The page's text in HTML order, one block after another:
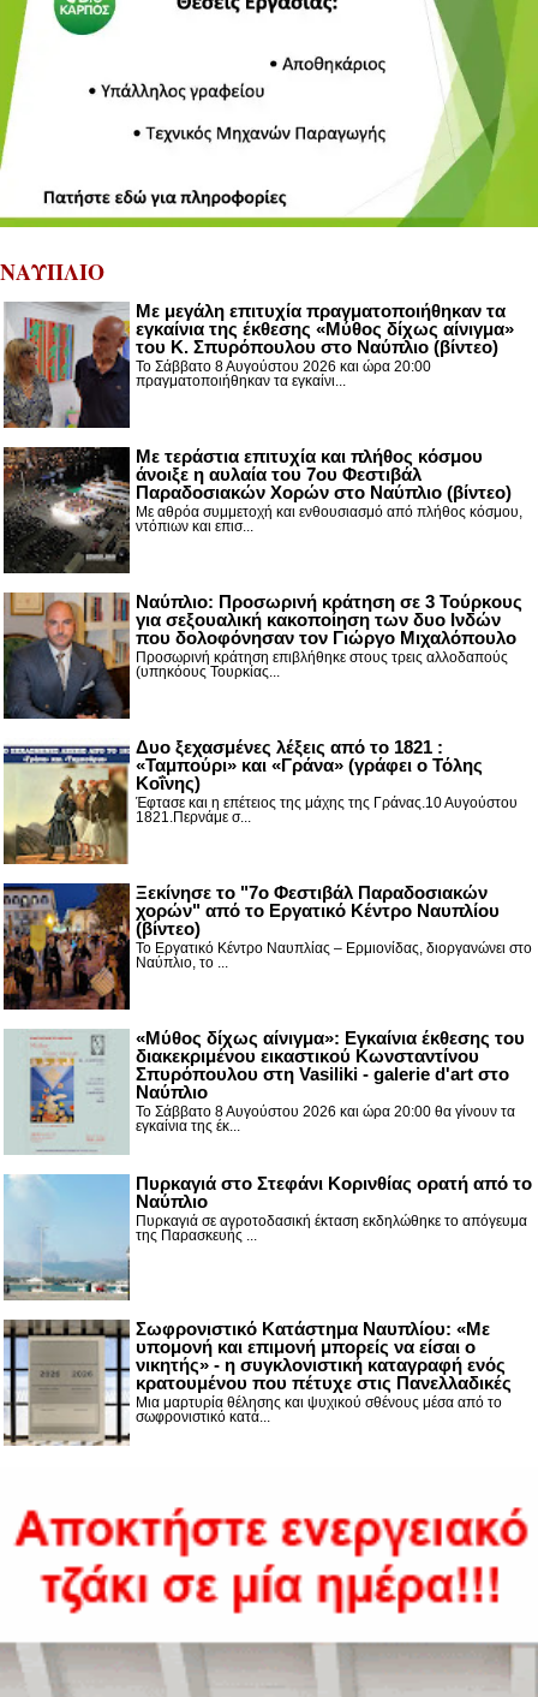
ΝΑΥΠΛΙΟ
Με μεγάλη επιτυχία πραγματοποιήθηκαν τα
εγκαίνια της έκθεσης «Μύθος δίχως αίνιγμα»
του Κ. Σπυρόπουλου στο Ναύπλιο (βίντεο)
Το Σάββατο 8 Αυγούστου 2026 και ώρα 20:00
πραγματοποιήθηκαν τα εγκαίνι...
Με τεράστια επιτυχία και πλήθος κόσμου
άνοιξε η αυλαία του 7ου Φεστιβάλ
Παραδοσιακών Χορών στο Ναύπλιο (βίντεο)
Με αθρόα συμμετοχή και ενθουσιασμό από πλήθος κόσμου,
ντόπιων και επισ...
Ναύπλιο: Προσωρινή κράτηση σε 3 Τούρκους
για σεξουαλική κακοποίηση των δυο Ινδών
που δολοφόνησαν τον Γιώργο Μιχαλόπουλο
Προσωρινή κράτηση επιβλήθηκε στους τρεις αλλοδαπούς
(υπηκόους Τουρκίας...
Δυο ξεχασμένες λέξεις από το 1821 :
«Ταμπούρι» και «Γράνα» (γράφει ο Τόλης
Κοΐνης)
Έφτασε και η επέτειος της μάχης της Γράνας.10 Αυγούστου
1821.Περνάμε σ...
Ξεκίνησε το "7ο Φεστιβάλ Παραδοσιακών
χορών" από το Εργατικό Κέντρο Ναυπλίου
(βίντεο)
Το Εργατικό Κέντρο Ναυπλίας – Ερμιονίδας, διοργανώνει στο
Ναύπλιο, το ...
«Μύθος δίχως αίνιγμα»: Εγκαίνια έκθεσης του
διακεκριμένου εικαστικού Κωνσταντίνου
Σπυρόπουλου στη Vasiliki - galerie d'art στο
Ναύπλιο
Το Σάββατο 8 Αυγούστου 2026 και ώρα 20:00 θα γίνουν τα
εγκαίνια της έκ...
Πυρκαγιά στο Στεφάνι Κορινθίας ορατή από το
Ναύπλιο
Πυρκαγιά σε αγροτοδασική έκταση εκδηλώθηκε το απόγευμα
της Παρασκευής ...
Σωφρονιστικό Κατάστημα Ναυπλίου: «Με
υπομονή και επιμονή μπορείς να είσαι ο
νικητής» - η συγκλονιστική καταγραφή ενός
κρατουμένου που πέτυχε στις Πανελλαδικές
Μια μαρτυρία θέλησης και ψυχικού σθένους μέσα από το
σωφρονιστικό κατά...